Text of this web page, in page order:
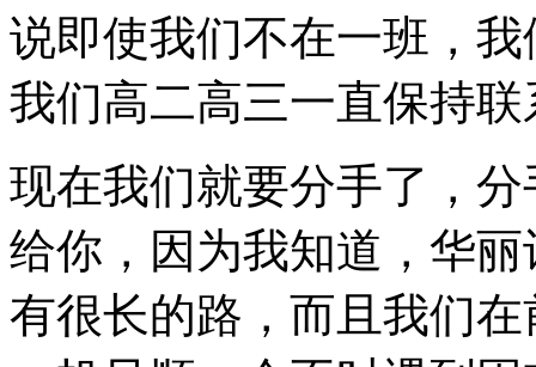
说即使我们不在一班，
我们高二高三一直保持联
现在我们就要分手了，
给你，因为我知道，华
有很长的路，而且我们